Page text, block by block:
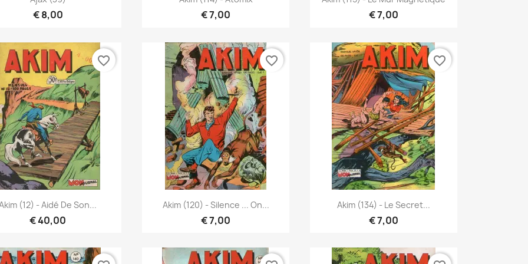
€ 8,00 € 7,00 € 7,00
Vista rápida
(12) - Aidé De Son...
€ 40,00
favorite_border
Vista rápida
Akim (120) - Silence ... On...
€ 7,00
favorite_border
Vista rápida
Akim (134) - Le Secret...
€ 7,00
favorite_border